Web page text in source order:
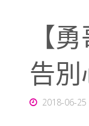
【
告
2018-06-25